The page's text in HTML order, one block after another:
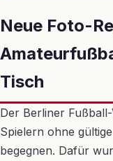
Neue Foto-
Tisch
Der Berliner
Spielern ohne
begegnen. Dafür